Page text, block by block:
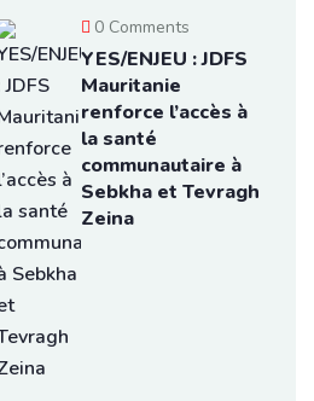
0 Comments
YES/ENJEU : JDFS
Mauritanie
renforce l’accès à
la santé
communautaire à
Sebkha et Tevragh
Zeina